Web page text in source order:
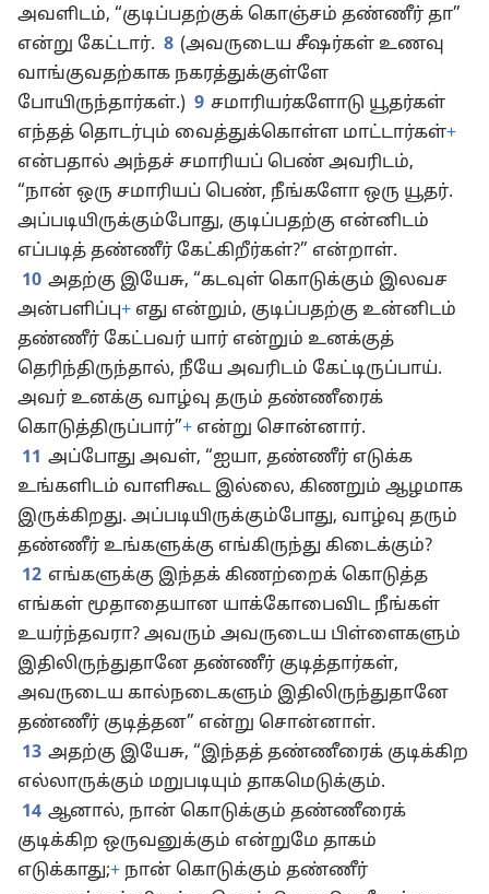
அவளிடம், “குடிப்பதற்குக் கொஞ்சம் தண்ணீர் தா”
என்று கேட்டார். 8 (அவருடைய சீஷர்கள் உணவு
வாங்குவதற்காக நகரத்துக்குள்ளே
போயிருந்தார்கள்.) 9 சமாரியர்களோடு யூதர்கள்
எந்தத் தொடர்பும் வைத்துக்கொள்ள மாட்டார்கள்+
என்பதால் அந்தச் சமாரியப் பெண் அவரிடம்,
“நான் ஒரு சமாரியப் பெண், நீங்களோ ஒரு யூதர்.
அப்படியிருக்கும்போது, குடிப்பதற்கு என்னிடம்
எப்படித் தண்ணீர் கேட்கிறீர்கள்?” என்றாள்.
10 அதற்கு இயேசு, “கடவுள் கொடுக்கும் இலவச
அன்பளிப்பு+ எது என்றும், குடிப்பதற்கு உன்னிடம்
தண்ணீர் கேட்பவர் யார் என்றும் உனக்குத்
தெரிந்திருந்தால், நீயே அவரிடம் கேட்டிருப்பாய்.
அவர் உனக்கு வாழ்வு தரும் தண்ணீரைக்
கொடுத்திருப்பார்”+ என்று சொன்னார்.
11 அப்போது அவள், “ஐயா, தண்ணீர் எடுக்க
உங்களிடம் வாளிகூட இல்லை, கிணறும் ஆழமாக
இருக்கிறது. அப்படியிருக்கும்போது, வாழ்வு தரும்
தண்ணீர் உங்களுக்கு எங்கிருந்து கிடைக்கும்?
12 எங்களுக்கு இந்தக் கிணற்றைக் கொடுத்த
எங்கள் மூதாதையான யாக்கோபைவிட நீங்கள்
உயர்ந்தவரா? அவரும் அவருடைய பிள்ளைகளும்
இதிலிருந்துதானே தண்ணீர் குடித்தார்கள்,
அவருடைய கால்நடைகளும் இதிலிருந்துதானே
தண்ணீர் குடித்தன” என்று சொன்னாள்.
13 அதற்கு இயேசு, “இந்தத் தண்ணீரைக் குடிக்கிற
எல்லாருக்கும் மறுபடியும் தாகமெடுக்கும்.
14 ஆனால், நான் கொடுக்கும் தண்ணீரைக்
குடிக்கிற ஒருவனுக்கும் என்றுமே தாகம்
எடுக்காது;+ நான் கொடுக்கும் தண்ணீர்